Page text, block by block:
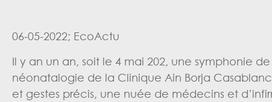
06-05-2022; EcoActu
Il y an un an, soit le 4 mai 202, une symphonie
néonatalogie de la Clinique Ain Borja
et gestes précis, une nuée de médecins et